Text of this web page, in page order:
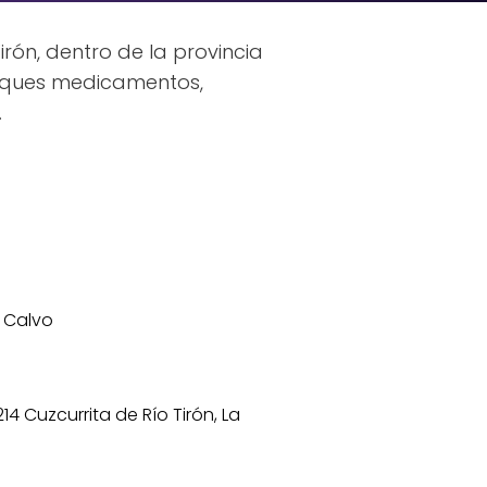
dentro de la provincia
medicamentos,
Cuzcurrita de Río Tirón, La